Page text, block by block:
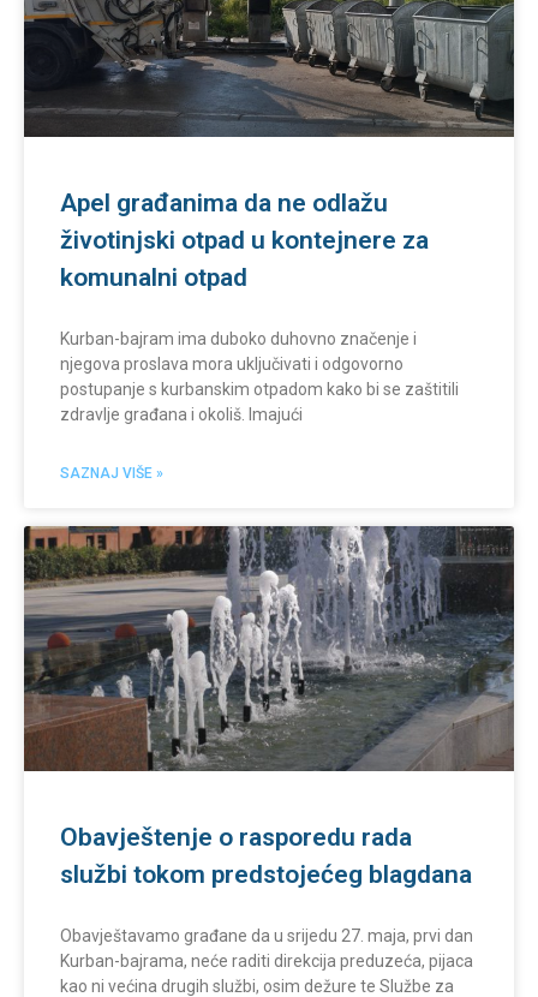
Apel građanima da ne odlažu
životinjski otpad u kontejnere za
komunalni otpad
Kurban-bajram ima duboko duhovno značenje i
njegova proslava mora uključivati i odgovorno
postupanje s kurbanskim otpadom kako bi se zaštitili
zdravlje građana i okoliš. Imajući
SAZNAJ VIŠE »
Obavještenje o rasporedu rada
službi tokom predstojećeg blagdana
Obavještavamo građane da u srijedu 27. maja, prvi dan
Kurban-bajrama, neće raditi direkcija preduzeća, pijaca
kao ni većina drugih službi, osim dežure te Službe za